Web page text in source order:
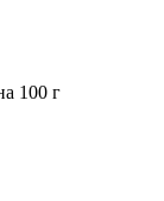
100 г